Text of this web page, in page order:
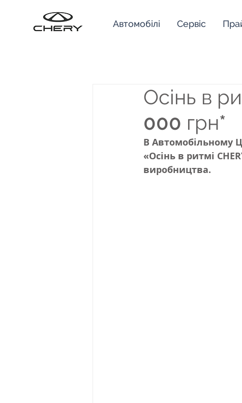
Автомобілі Сервіс
Осінь в
000 грн*
В Автомобільному
«Осінь в ритмі
виробництва.